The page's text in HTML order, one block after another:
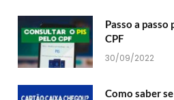
Passo a passo
CPF
30/09/2022
Como saber